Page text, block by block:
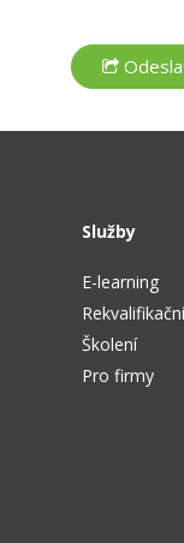
Služby
E-learning
Školení
Pro firmy